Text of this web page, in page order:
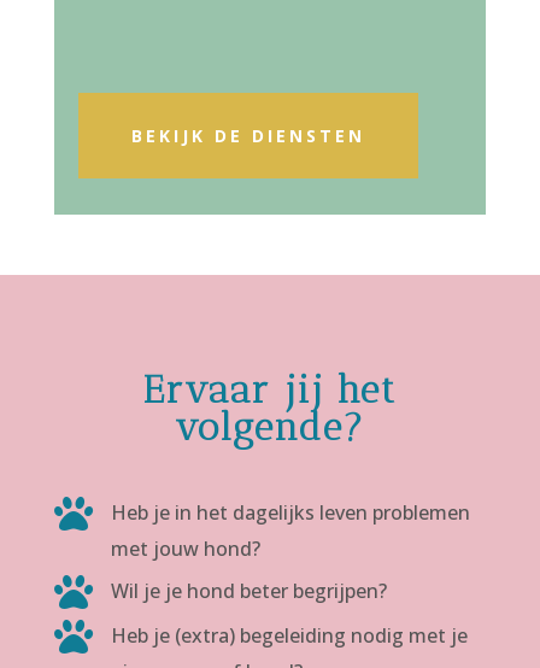
BEKIJK DE DIENSTEN
Ervaar jij het
volgende?

Heb je in het dagelijks leven problemen
met jouw hond?
 Wil je je hond beter begrijpen?

Heb je (extra) begeleiding nodig met je